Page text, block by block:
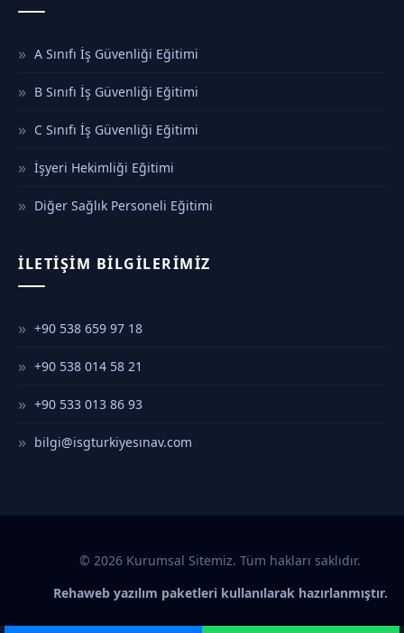
A Sınıfı İş Güvenliği Eğitimi
B Sınıfı İş Güvenliği Eğitimi
C Sınıfı İş Güvenliği Eğitimi
İşyeri Hekimliği Eğitimi
Diğer Sağlık Personeli Eğitimi
İLETIŞIM BILGILERIMIZ
+90 538 659 97 18
+90 538 014 58 21
+90 533 013 86 93
bilgi@isgturkiyesınav.com
© 2026 Kurumsal Sitemiz. Tüm hakları saklıdır.
Rehaweb yazılım paketleri kullanılarak hazırlanmıştır.